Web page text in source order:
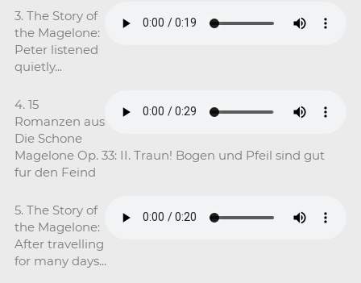
3. The Story of
the Magelone:
Peter listened
quietly...
4. 15
Romanzen aus
Die Schone
Magelone Op. 33: II. Traun! Bogen und Pfeil sind gut
fur den Feind
5. The Story of
the Magelone:
After travelling
for many days...